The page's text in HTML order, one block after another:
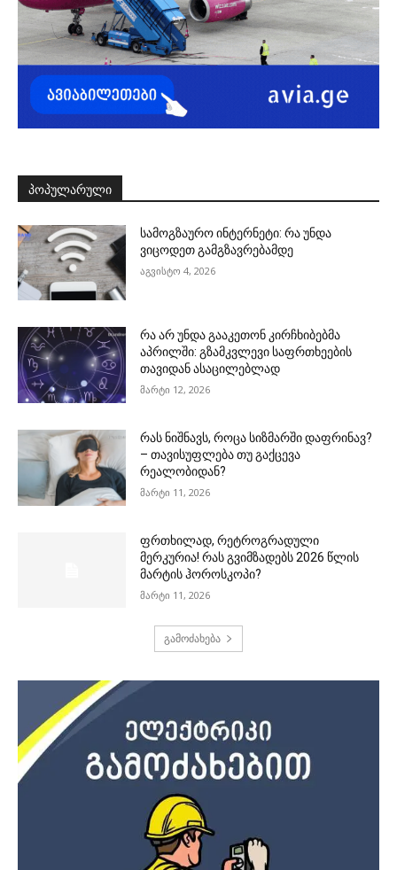
ᲞᲝᲞᲣᲚᲐᲠᲣᲚᲘ
სამოგზაურო ინტერნეტი: რა უნდა
ვიცოდეთ გამგზავრებამდე
აგვისტო 4, 2026
რა არ უნდა გააკეთონ კირჩხიბებმა
აპრილში: გზამკვლევი საფრთხეების
თავიდან ასაცილებლად
მარტი 12, 2026
რას ნიშნავს, როცა სიზმარში დაფრინავ?
– თავისუფლება თუ გაქცევა
რეალობიდან?
მარტი 11, 2026
ფრთხილად, რეტროგრადული
მერკურია! რას გვიმზადებს 2026 წლის
მარტის ჰოროსკოპი?
მარტი 11, 2026
გამოძახება